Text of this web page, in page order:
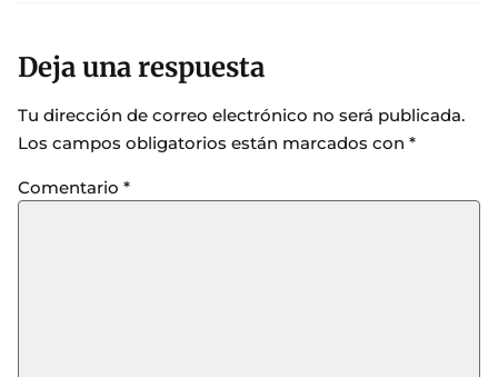
Deja una respuesta
Tu dirección de correo electrónico no será publicada.
Los campos obligatorios están marcados con *
Comentario *